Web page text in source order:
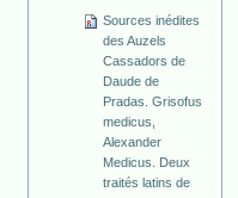
Sources inédites
des Auzels
Cassadors de
Daude de
Pradas. Grisofus
medicus,
Alexander
Medicus. Deux
traités latins de